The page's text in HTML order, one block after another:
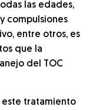
las edades,
compulsiones
entre otros, es
que la
del TOC
este tratamiento